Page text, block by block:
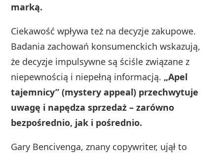
marką.
Ciekawość wpływa też na decyzje zakupowe.
Badania zachowań konsumenckich wskazują,
że decyzje impulsywne są ściśle związane z
niepewnością i niepełną informacją. „Apel
tajemnicy” (mystery appeal) przechwytuje
uwagę i napędza sprzedaż – zarówno
bezpośrednio, jak i pośrednio.
Gary Bencivenga, znany copywriter, ujął to